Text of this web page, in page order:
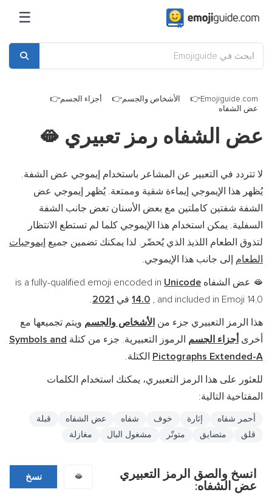
☰
Emojiguide.com الأشخاص والجسم
أجزاء الجسم
عض الشفاه
عض الشفاه رمز تعبيري 🫦
لا تتردد في التعبير عن المشاعر باستخدام إيموجي عض الشفة.
يُظهر هذا الإيموجي إيماءة شقية وممتعة. يُظهر إيموجي عض
الشفة شفتين كاملتين مع بعض الأسنان تعض جانب الشفة
السفلية. يمكن استخدام هذا الإيموجي كلما لم تستطع الانتظار
لتذوق الطعام اللذيذ الذي يُحضّر. لذا يمكنك تضمين جميع إيموجيات
الطعام إلى جانب هذا الإيموجي.
🫦 عض الشفاه is a fully-qualified emoji encoded in Unicode
14.0 , and included in Emoji 14.0 في 2021
.
هذا الرمز التعبيري جزء من الأشخاص والجسم ويتم تجميعها مع
أخرى أجزاء الجسم الرموز التعبيرية. جزء من كتلة Symbols and
Pictographs Extended-A الكتلة.
للعثور على هذا الرمز التعبيري، يمكنك استخدام الكلمات
المفتاحية التالية:
أحمر شفاه إثارة خوف شفاه عض الشفاه
قبلة
قلق
متضايق متوتّر مشغول البال مغازلة
انسخ والصق الرمز التعبيري
عض الشفاه:
🫦 نسخ